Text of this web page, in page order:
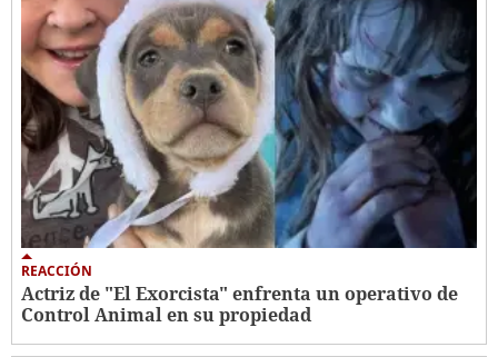
REACCIÓN
Actriz de "El Exorcista" enfrenta un operativo de
Control Animal en su propiedad